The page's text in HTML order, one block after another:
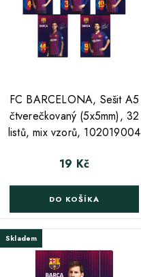
FC BARCELONA, Sešit A5
čtverečkovaný (5x5mm), 32
listů, mix vzorů, 102019004
Cena
19 Kč
DO KOŠÍKA
Skladem